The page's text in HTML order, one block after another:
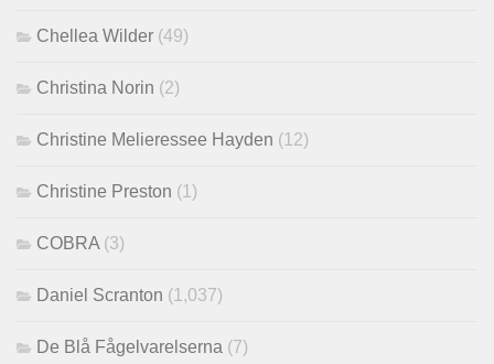
Chellea Wilder (49)
Christina Norin (2)
Christine Melieressee Hayden (12)
Christine Preston (1)
COBRA (3)
Daniel Scranton (1,037)
De Blå Fågelvarelserna (7)